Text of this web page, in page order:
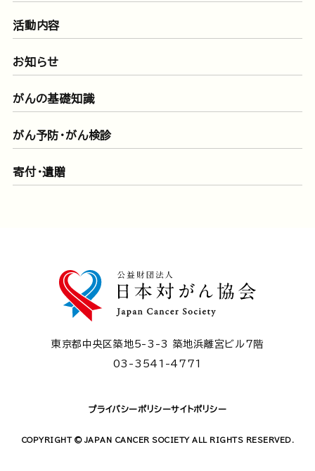
活動内容
お知らせ
がんの基礎知識
がん予防・がん検診
寄付・遺贈
東京都中央区築地5-3-3 築地浜離宮ビル7階
03-3541-4771
プライバシーポリシーサイトポリシー
COPYRIGHT © JAPAN CANCER SOCIETY ALL RIGHTS RESERVED.